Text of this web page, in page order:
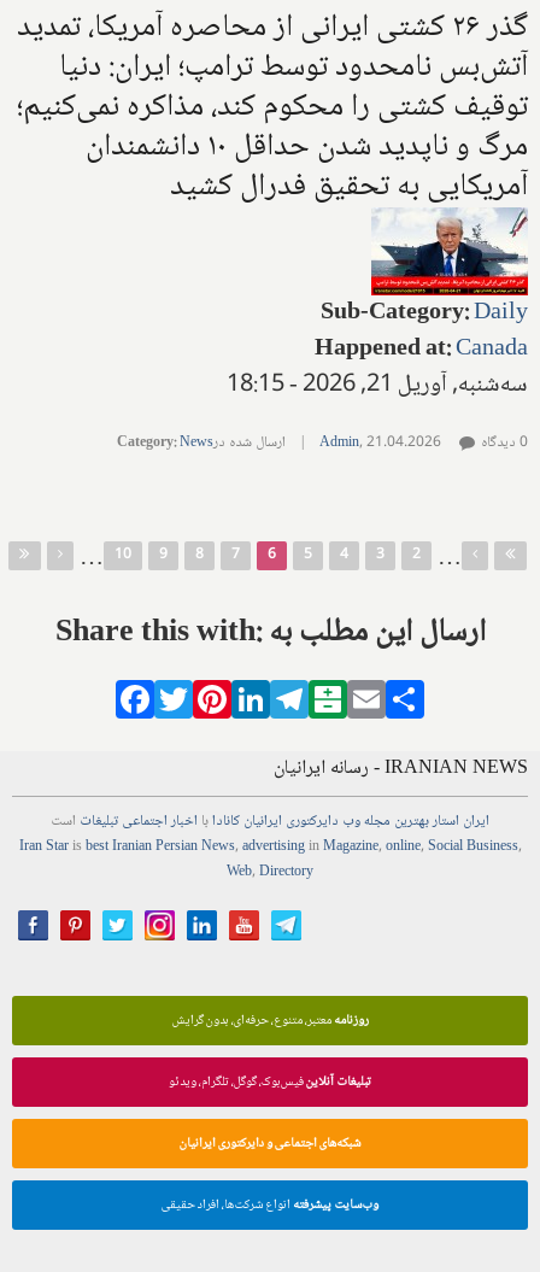
گذر ۲۶ کشتی ایرانی از محاصره آمریکا، تمدید
آتش‌بس نامحدود توسط ترامپ؛ ایران: دنیا
توقیف کشتی را محکوم کند، مذاکره نمی‌کنیم؛
مرگ و ناپدید شدن حداقل ۱۰ دانشمندان
آمریکایی به تحقیق فدرال کشید
Sub-Category:Daily
Happened at:Canada
سه‌شنبه, آوریل 21, 2026 - 18:15
Admin,21.04.2026
| ارسال شده در Category:News 0 دیدگاه
صفحه‌ها
…
2
3
4
5
6
7
8
9
10
…
Share this with: ارسال این مطلب به
Facebook
TwitterPinterestLinkedIn
Telegram
Balatarin
Email
IRANIAN NEWS - رسانه ایرانیان
ایران استاربهترین مجلهوب دایرکتوری ایرانیان کانادابا اخباراجتماعیتبلیغات است
Iran Starisbest Iranian PersianNews,advertisinginMagazine,online,Social Business,
Web,Directory
روزنامهمعتبر، متنوع، حرفه‌ای، بدون گرایش
تبلیغات آنلاینفیس‌بوک، گوگل، تلگرام، ویدئو
شبکه‌های اجتماعی و دایرکتوری ایرانیان
وب‌سایت پیشرفته انواع شرکت‌ها، افراد حقیقی